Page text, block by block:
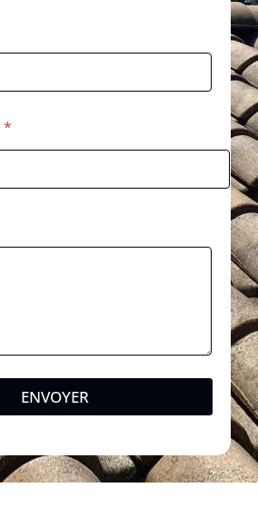
*
ENVOYER